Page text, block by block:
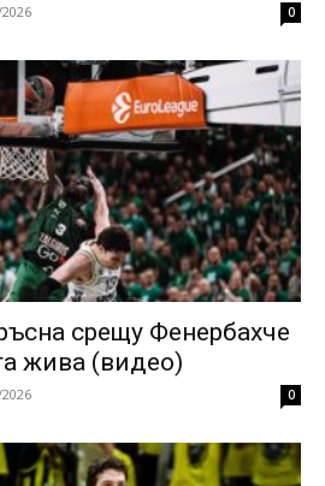
0
срещу Фенербахче
жива (видео)
0